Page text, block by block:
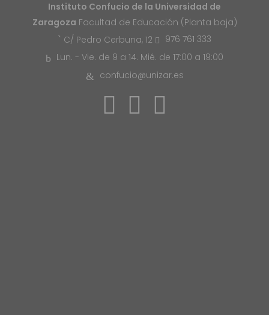
Instituto Confucio de la Universidad de
Zaragoza Facultad de Educación (Planta baja)
C/ Pedro Cerbuna, 12
976 761 333
Lun. - Vie. de 9 a 14. Mié. de 17:00 a 19:00
confucio@unizar.es